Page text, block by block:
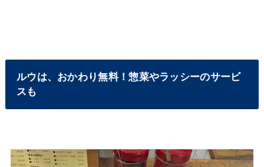
ルウは、おかわり無料！惣菜やラッシーのサービ
スも